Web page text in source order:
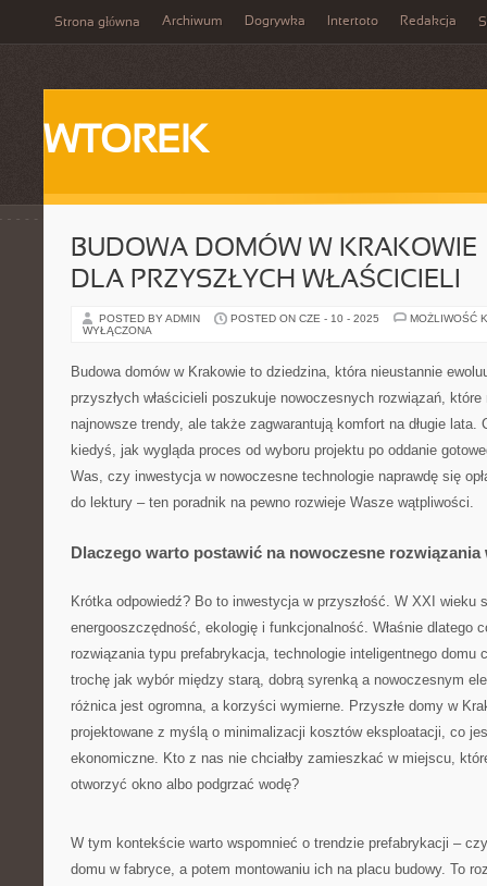
Strona główna Archiwum Dogrywka Intertoto Redakcja
WTOREK
BUDOWA DOMÓW W KRAKOWIE
DLA PRZYSZŁYCH WŁAŚCICIELI
POSTED BY ADMIN POSTED ON CZE - 10 - 2025
MOŻLIWOŚĆ
WYŁĄCZONA
Budowa domów w Krakowie to dziedzina, która nieustannie
przyszłych właścicieli poszukuje nowoczesnych rozwiązań,
najnowsze trendy, ale także zagwarantują komfort na długie
kiedyś, jak wygląda proces od wyboru projektu po oddanie
Was, czy inwestycja w nowoczesne technologie naprawdę się
do lektury – ten poradnik na pewno rozwieje Wasze wątpliwości.
Dlaczego warto postawić na nowoczesne
Krótka odpowiedź? Bo to inwestycja w przyszłość. W XXI wieku
energooszczędność, ekologię i funkcjonalność. Właśnie dlatego
rozwiązania typu prefabrykacja, technologie inteligentnego domu
trochę jak wybór między starą, dobrą syrenką a nowoczesnym
różnica jest ogromna, a korzyści wymierne. Przyszłe domy w
projektowane z myślą o minimalizacji kosztów eksploatacji, co
ekonomiczne. Kto z nas nie chciałby zamieszkać w miejscu,
otworzyć okno albo podgrzać wodę?
W tym kontekście warto wspomnieć o trendzie prefabrykacji –
domu w fabryce, a potem montowaniu ich na placu budowy. To